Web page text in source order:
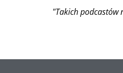
"Takich podcastów